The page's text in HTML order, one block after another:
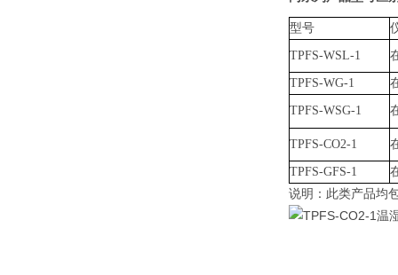
型号
TPFS-WSL-1
TPFS-WG-1
TPFS-WSG-1
TPFS-CO2-1
TPFS-GFS-1
说明：此类产品均